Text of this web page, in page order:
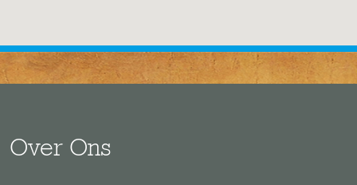
Over Ons